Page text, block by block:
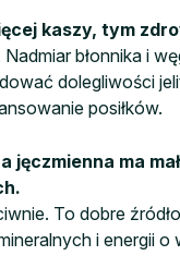
kaszy, tym
błonnika i
dolegliwości
posiłków.
jęczmienna ma
To dobre
i energii o